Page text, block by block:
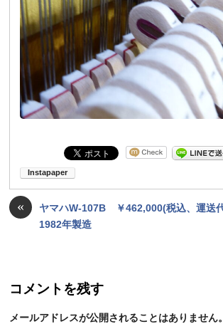
«
ヤマハW-107B ￥462,000(税込、運
1982年製造
コメントを残す
メールアドレスが公開されることはありません。